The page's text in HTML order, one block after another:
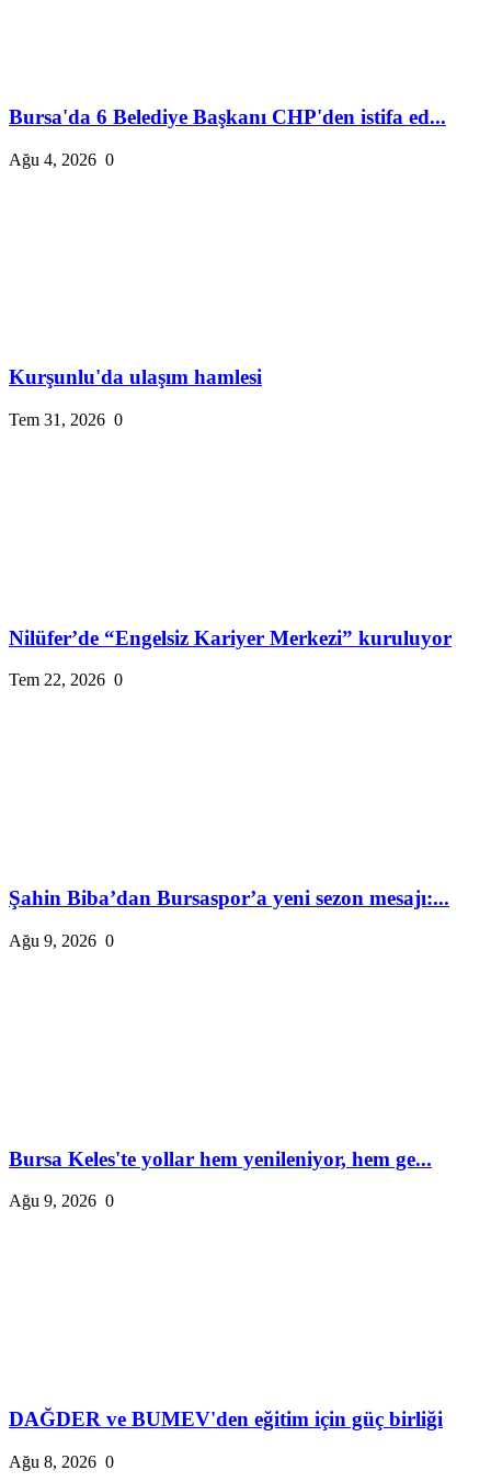
Bursa'da 6 Belediye Başkanı CHP'den istifa ed...
Ağu 4, 2026 0
Kurşunlu'da ulaşım hamlesi
Tem 31, 2026 0
Nilüfer’de “Engelsiz Kariyer Merkezi” kuruluyor
Tem 22, 2026 0
Şahin Biba’dan Bursaspor’a yeni sezon mesajı:...
Ağu 9, 2026 0
Bursa Keles'te yollar hem yenileniyor, hem ge...
Ağu 9, 2026 0
DAĞDER ve BUMEV'den eğitim için güç birliği
Ağu 8, 2026 0